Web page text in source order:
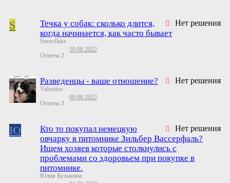
S Нет решения
Течка у собак: сколько длится,
когда начинается, как часто бывает
Snowflake
Ответы 2
10.08.2022
Нет решения
Разведенцы - ваше отношение?
Valentina
Ответы 3
09.08.2022
Ю Нет решения
Кто то покупал немецкую
овчарку в питомнике Зильбер Вассерфаль?
Ищем хозяев которые столкнулись с
проблемами со здоровьем при покупке в
питомнике.
Юлия Кузьмина